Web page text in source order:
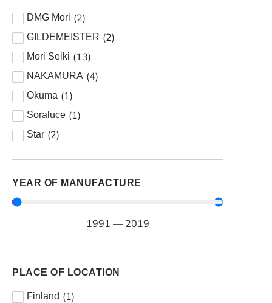
DMG Mori (2)
GILDEMEISTER (2)
Mori Seiki (13)
NAKAMURA (4)
Okuma (1)
Soraluce (1)
Star (2)
YEAR OF MANUFACTURE
1991 — 2019
PLACE OF LOCATION
Finland (1)